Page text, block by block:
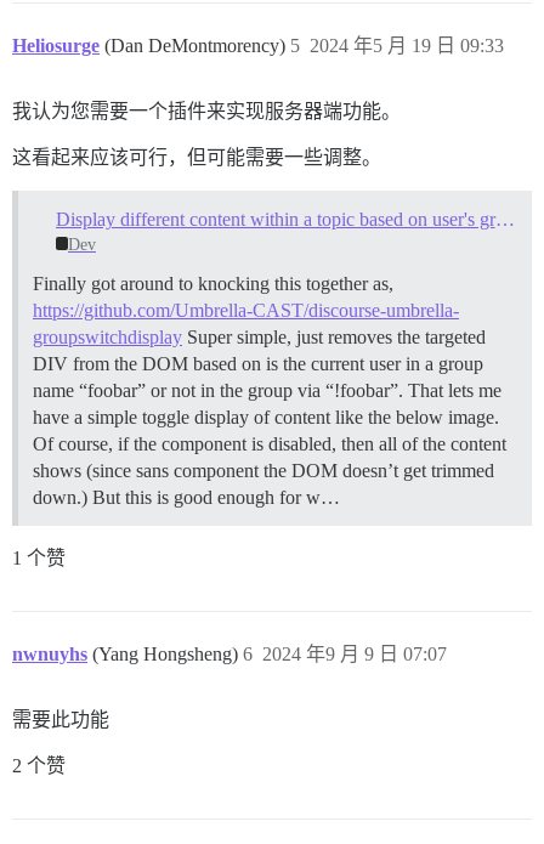
Heliosurge (Dan DeMontmorency) 2024 年5 月 19 日 09:33
5
我认为您需要一个插件来实现服务器端功能。
这看起来应该可行，但可能需要一些调整。
Display different content within a topic based on user's groups membership?
Dev
Finally got around to knocking this together as,
https://github.com/Umbrella-CAST/discourse-umbrella-
groupswitchdisplay Super simple, just removes the targeted
DIV from the DOM based on is the current user in a group
name “foobar” or not in the group via “!foobar”. That lets me
have a simple toggle display of content like the below image.
Of course, if the component is disabled, then all of the content
shows (since sans component the DOM doesn’t get trimmed
down.) But this is good enough for w…
1 个赞
nwnuyhs (Yang Hongsheng) 2024 年9 月 9 日 07:07
6
需要此功能
2 个赞